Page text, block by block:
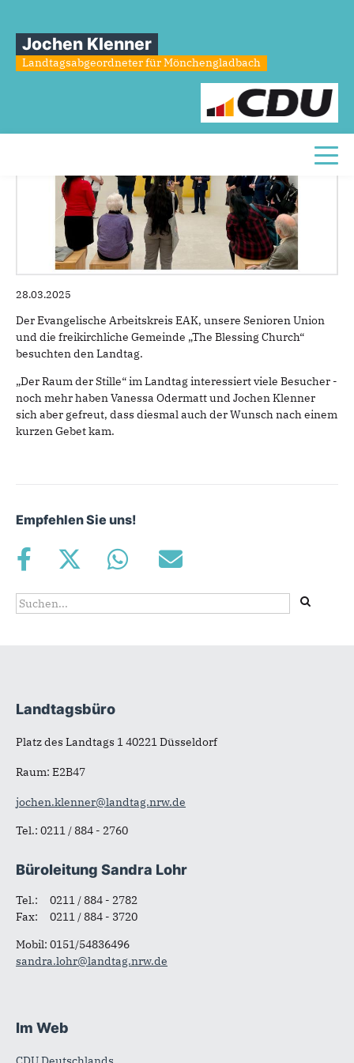
Jochen Klenner
Landtagsabgeordneter für Mönchengladbach
Sie sind hier
GebetimRaumderStille
28.03.2025
Der Evangelische Arbeitskreis EAK, unsere Senioren Union
und die freikirchliche Gemeinde „The Blessing Church“
besuchten den Landtag.
„Der Raum der Stille“ im Landtag interessiert viele Besucher -
noch mehr haben Vanessa Odermatt und Jochen Klenner
sich aber gefreut, dass diesmal auch der Wunsch nach einem
kurzen Gebet kam.
Empfehlen Sie uns!
Suchformular
Suche
Fußbereich
Landtagsbüro
Platz des Landtags 1 40221 Düsseldorf
Raum: E2B47
jochen.klenner@landtag.nrw.de
Tel.: 0211 / 884 - 2760
Büroleitung Sandra Lohr
Tel.: 0211 / 884 - 2782
Fax: 0211 / 884 - 3720
Mobil: 0151/54836496
sandra.lohr@landtag.nrw.de
Im Web